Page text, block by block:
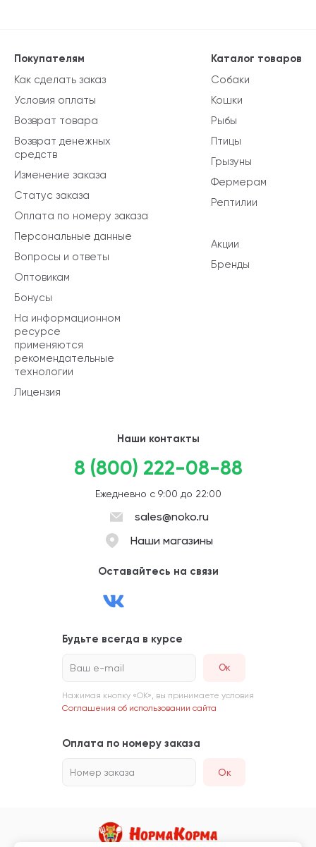
Каталог товаров
Собаки
Кошки
Рыбы
Птицы
Грызуны
Фермерам
Рептилии
Акции
Бренды
Покупателям
Как сделать заказ
Условия оплаты
Возврат товара
Возврат денежных
средств
Изменение заказа
Статус заказа
Оплата по номеру заказа
Персональные данные
Вопросы и ответы
Оптовикам
Бонусы
На информационном
ресурсе
применяются
рекомендательные
технологии
Лицензия
Наши контакты
8 (800) 222-08-88
Ежедневно с 9:00 до 22:00
sales@noko.ru
Наши магазины
Оставайтесь на связи
Будьте всегда в курсе
Ваш e-mail
Нажимая кнопку «ОК», вы принимаете условия
Соглашения об использовании сайта
Оплата по номеру заказа
Номер заказа Ок